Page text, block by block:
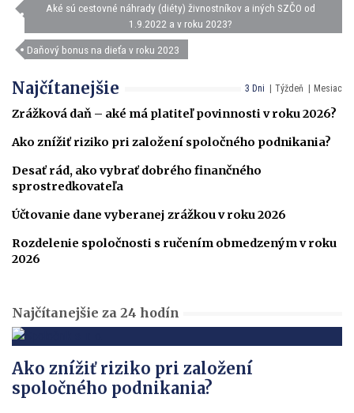
Aké sú cestovné náhrady (diéty) živnostníkov a iných SZČO od
1.9.2022 a v roku 2023?
Daňový bonus na dieťa v roku 2023
3 Dni Týždeň Mesiac
Najčítanejšie
Zrážková daň – aké má platiteľ povinnosti v roku 2026?
Ako znížiť riziko pri založení spoločného podnikania?
Desať rád, ako vybrať dobrého finančného
sprostredkovateľa
Účtovanie dane vyberanej zrážkou v roku 2026
Rozdelenie spoločnosti s ručením obmedzeným v roku
2026
Najčítanejšie za 24 hodín
Ako znížiť riziko pri založení
spoločného podnikania?